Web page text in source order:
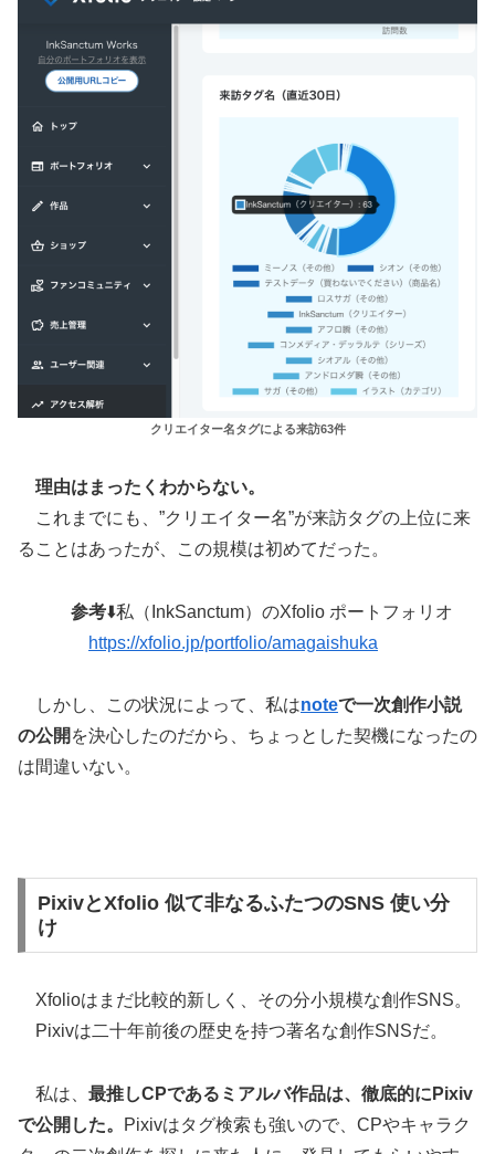
クリエイター名タグによる来訪63件
理由はまったくわからない。
これまでにも、”クリエイター名”が来訪タグの上位に来
ることはあったが、この規模は初めてだった。
参考⬇️私（InkSanctum）のXfolio ポートフォリオ
https://xfolio.jp/portfolio/amagaishuka
しかし、この状況によって、私はnoteで一次創作小説
の公開 を決心したのだから、ちょっとした契機になったの
は間違いない。
PixivとXfolio 似て非なるふたつのSNS 使い分
け
Xfolioはまだ比較的新しく、その分小規模な創作SNS。
Pixivは二十年前後の歴史を持つ著名な創作SNSだ。
私は、 最推しCPであるミアルバ作品は、徹底的にPixiv
で公開した。
Pixivはタグ検索も強いので、CPやキャラク